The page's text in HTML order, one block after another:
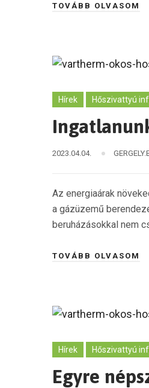
TOVÁBB OLVASOM
Hírek Hőszivattyú
2023.04.04.
Az energiaárak
a gázüzemű
beruházásokkal nem
TOVÁBB OLVASOM
Hírek Hőszivattyú
Egyre